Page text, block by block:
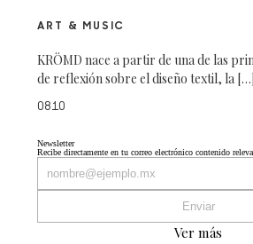
ART & MUSIC
KRÖMD nace a partir de una de las
de reflexión sobre el diseño textil, la […]
0810
Newsletter
Recibe directamente en tu correo electrónico contenido
Ver más